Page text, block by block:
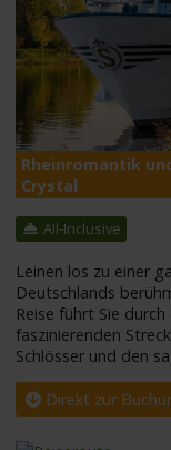
Suche
Rheinromantik
Crystal
All-Inclusive
Leinen los zu einer
Deutschlands
Reise führt Sie
faszinierenden
Schlösser und den
Direkt zur